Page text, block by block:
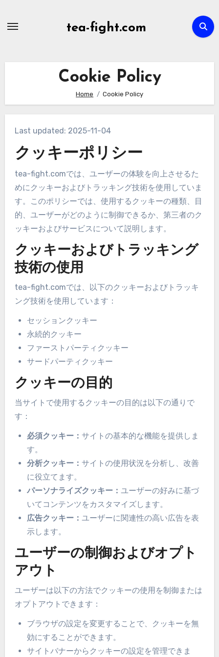
tea-fight.com
Cookie Policy
Home Cookie Policy
Last updated: 2025-11-04
クッキーポリシー
tea-fight.comでは、ユーザーの体験を向上させるた
めにクッキーおよびトラッキング技術を使用していま
す。このポリシーでは、使用するクッキーの種類、目
的、ユーザーがどのように制御できるか、第三者のク
ッキーおよびサービスについて説明します。
クッキーおよびトラッキング
技術の使用
tea-fight.comでは、以下のクッキーおよびトラッキ
ング技術を使用しています：
セッションクッキー
永続的クッキー
ファーストパーティクッキー
サードパーティクッキー
クッキーの目的
当サイトで使用するクッキーの目的は以下の通りで
す：
必須クッキー：サイトの基本的な機能を提供しま
す。
分析クッキー：サイトの使用状況を分析し、改善
に役立てます。
パーソナライズクッキー：ユーザーの好みに基づ
いてコンテンツをカスタマイズします。
広告クッキー：ユーザーに関連性の高い広告を表
示します。
ユーザーの制御およびオプト
アウト
ユーザーは以下の方法でクッキーの使用を制御または
オプトアウトできます：
ブラウザの設定を変更することで、クッキーを無
効にすることができます。
サイトバナーからクッキーの設定を管理できま